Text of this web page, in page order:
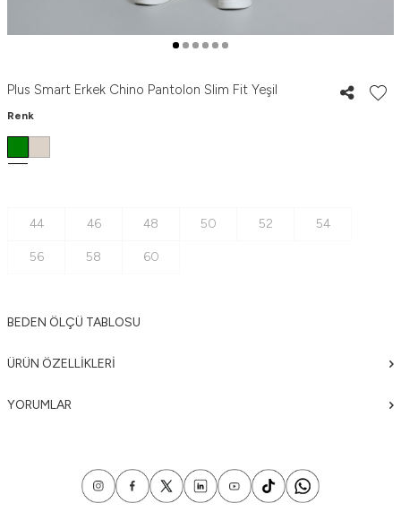
Plus Smart Erkek Chino Pantolon Slim Fit Yeşil
Renk
44 46 48 50 52 54
56 58 60
BEDEN ÖLÇÜ TABLOSU
ÜRÜN ÖZELLIKLERI
YORUMLAR